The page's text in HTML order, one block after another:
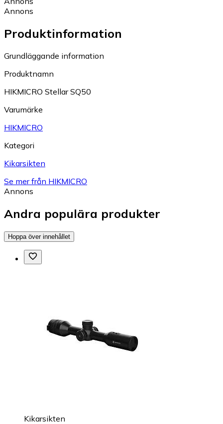
Annons
Produktinformation
Grundläggande information
Produktnamn
HIKMICRO Stellar SQ50
Varumärke
HIKMICRO
Kategori
Kikarsikten
Se mer från HIKMICRO
Annons
Andra populära produkter
Hoppa över innehållet
Kikarsikten